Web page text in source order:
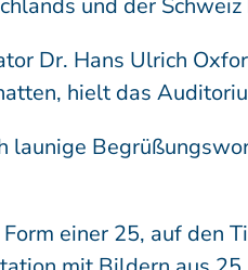
Dr. Hans Ulrich
hielt das
einer 25, auf den